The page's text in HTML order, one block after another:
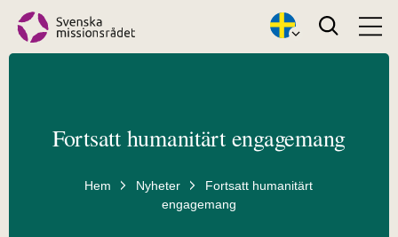
Search
Fortsatt humanitärt engagemang
Hem Nyheter
Fortsatt humanitärt
engagemang